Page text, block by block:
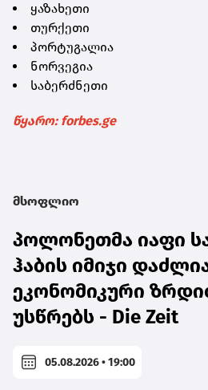
ყაზახეთი
თურქეთი
პორტუგალია
ნორვეგია
საბერძნეთი
წყარო: forbes.ge
მსოფლიო
პოლონეთმა იაფი
ჰაბის იმიჯი
ეკონომიკური
უსწრებს - Die Zeit
05.08.2026 • 19:00